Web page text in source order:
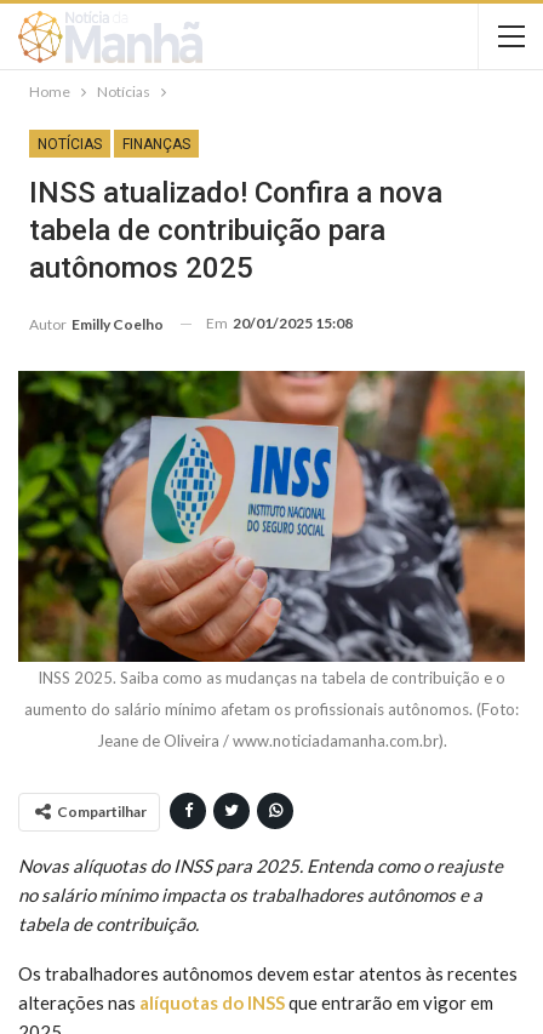
Home Notícias
NOTÍCIAS FINANÇAS
INSS atualizado! Confira a nova
tabela de contribuição para
autônomos 2025
Autor Emilly Coelho Em 20/01/2025 15:08
INSS 2025. Saiba como as mudanças na tabela de contribuição e o
aumento do salário mínimo afetam os profissionais autônomos. (Foto:
Jeane de Oliveira / www.noticiadamanha.com.br).
Compartilhar
Novas alíquotas do INSS para 2025. Entenda como o reajuste
no salário mínimo impacta os trabalhadores autônomos e a
tabela de contribuição.
Os trabalhadores autônomos devem estar atentos às recentes
alterações nas alíquotas do INSSque entrarão em vigor em